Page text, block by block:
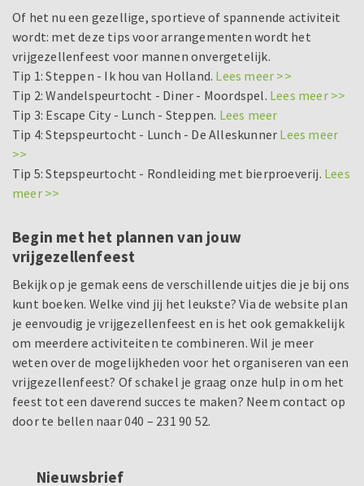
Of het nu een gezellige, sportieve of spannende activiteit
wordt: met deze tips voor arrangementen wordt het
vrijgezellenfeest voor mannen onvergetelijk.
Tip 1: Steppen - Ik hou van Holland. Lees meer >>
Tip 2: Wandelspeurtocht - Diner - Moordspel. Lees meer >>
Tip 3: Escape City - Lunch - Steppen. Lees meer
Tip 4: Stepspeurtocht - Lunch - De Alleskunner Lees meer
>>
Tip 5: Stepspeurtocht - Rondleiding met bierproeverij. Lees
meer >>
Begin met het plannen van jouw
vrijgezellenfeest
Bekijk op je gemak eens de verschillende uitjes die je bij ons
kunt boeken. Welke vind jij het leukste? Via de website plan
je eenvoudig je vrijgezellenfeest en is het ook gemakkelijk
om meerdere activiteiten te combineren. Wil je meer
weten over de mogelijkheden voor het organiseren van een
vrijgezellenfeest? Of schakel je graag onze hulp in om het
feest tot een daverend succes te maken? Neem contact op
door te bellen naar 040 – 231 90 52.
Nieuwsbrief